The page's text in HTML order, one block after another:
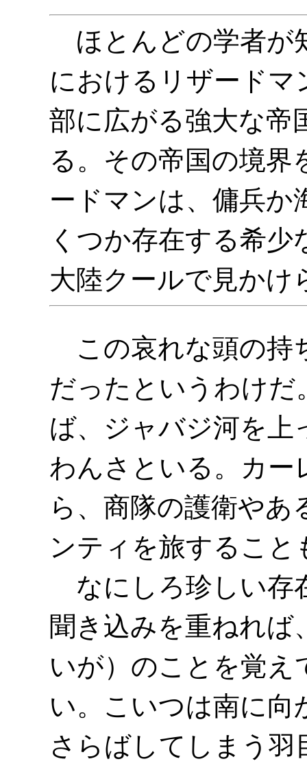
ほとんどの学者が
におけるリザードマ
部に広がる強大な帝
る。その帝国の境界
ードマンは、傭兵か
くつか存在する希
大陸クールで見か
この哀れな頭の持
だったというわけだ
ば、ジャバジ河を上
わんさといる。カー
ら、商隊の護衛や
ンティを旅するこ
なにしろ珍しい存
聞き込みを重ねれ
いが）のことを覚
い。こいつは南に向
さらばしてしまう